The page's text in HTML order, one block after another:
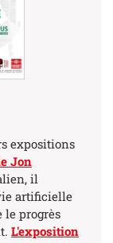
expositions
Jon
il
artificielle
le progrès
L'exposition